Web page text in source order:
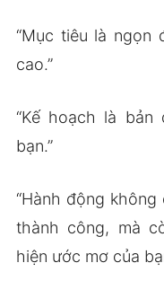
“Mục tiêu là ngọn
cao.”
“Kế hoạch là
bạn.”
“Hành động
thành công, mà
hiện ước mơ của